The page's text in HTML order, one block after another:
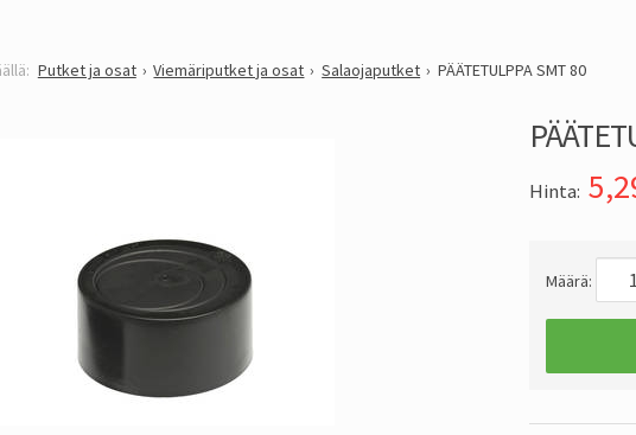
Putket ja osat Viemäriputket ja osat Salaojaputket PÄÄTETULPPA SMT 80
Hinta:
Määrä: